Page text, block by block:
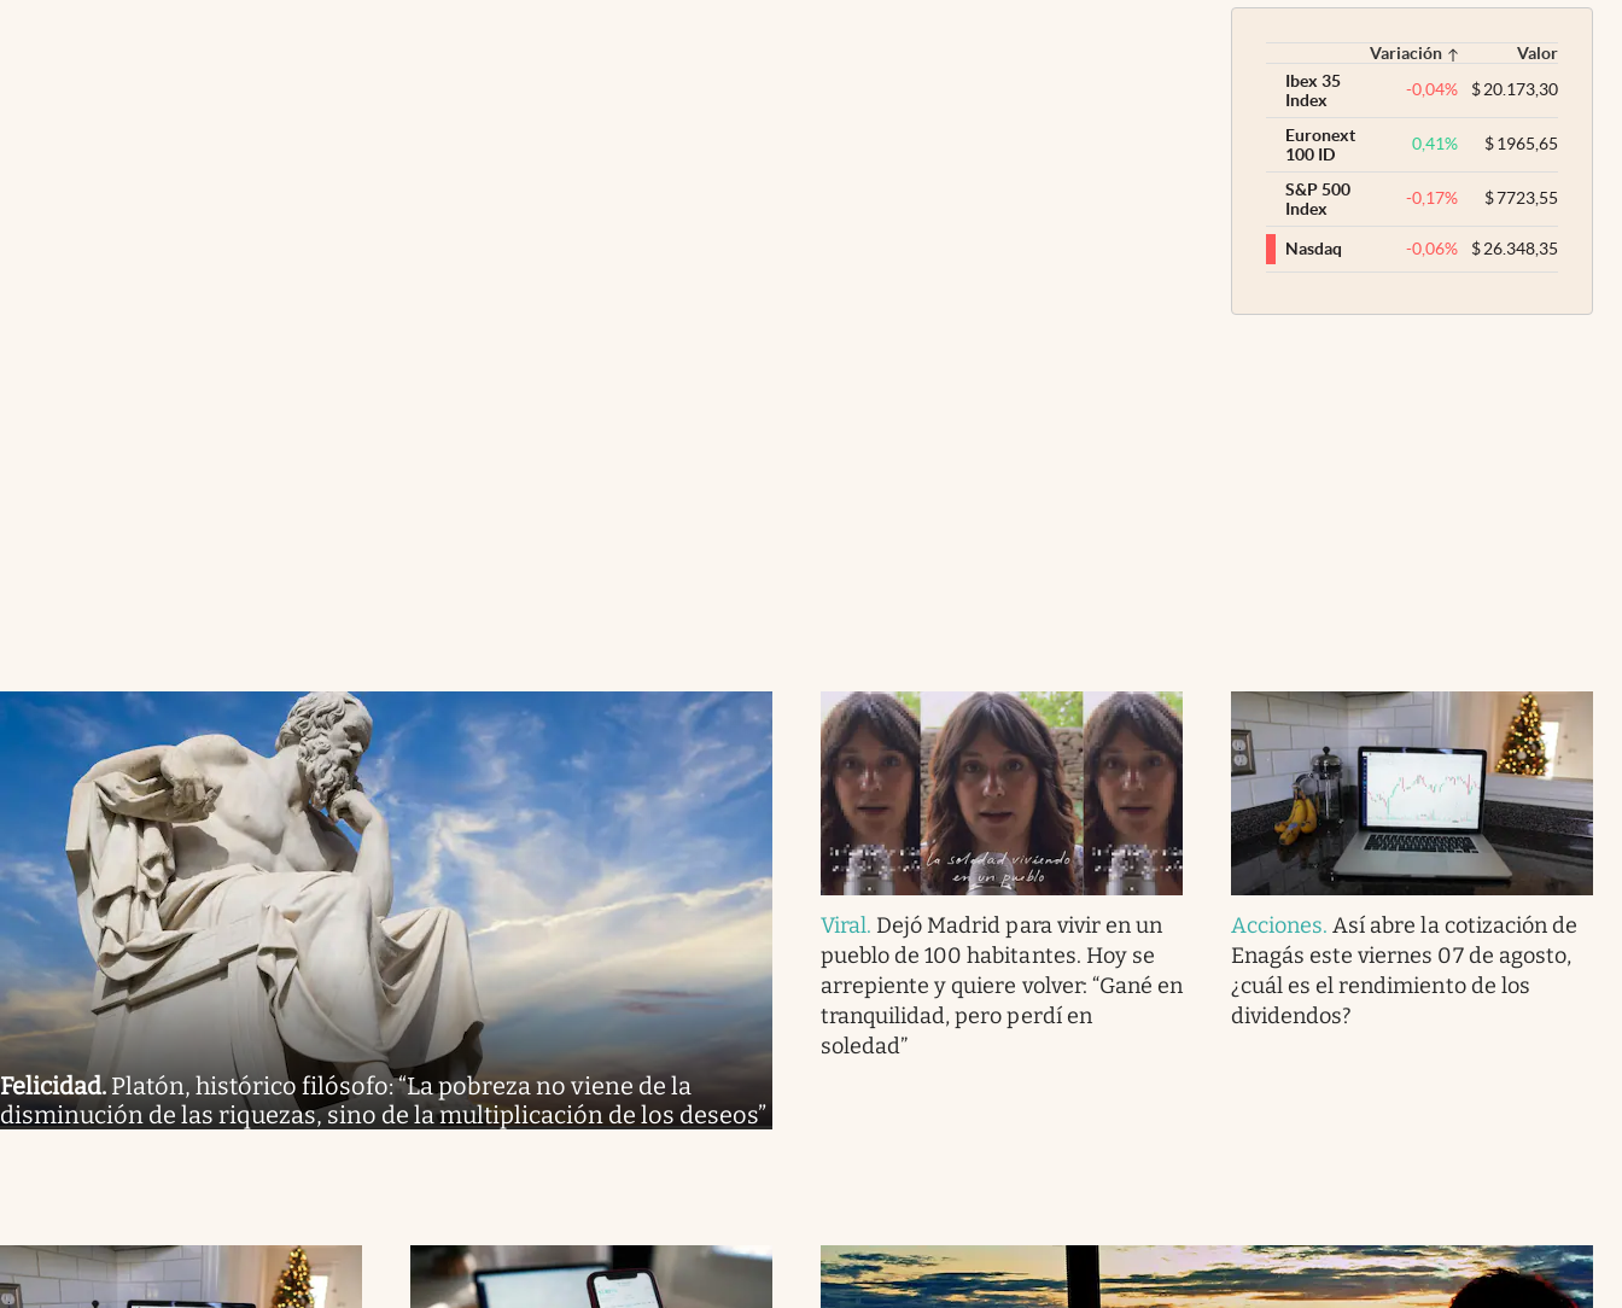
Variación
Valor
Ibex 35
Index
-0,04% $20.173,30
Euronext
100 ID
0,41% $1965,65
S&P 500
Index
-0,17% $7723,55
Nasdaq -0,06% $26.348,35
Felicidad.Platón, histórico filósofo: “La pobreza no viene de la
disminución de las riquezas, sino de la multiplicación de los deseos”
Viral. Dejó Madrid para vivir en un
pueblo de 100 habitantes. Hoy se
arrepiente y quiere volver: “Gané en
tranquilidad, pero perdí en
soledad”
Acciones.Así abre la cotización de
Enagás este viernes 07 de agosto,
¿cuál es el rendimiento de los
dividendos?